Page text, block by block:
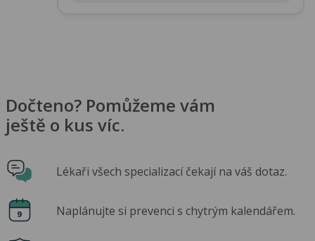
Dočteno? Pomůžeme vám
ještě o kus víc.
Lékaři všech specializací čekají na váš dotaz.
Naplánujte si prevenci s chytrým kalendářem.